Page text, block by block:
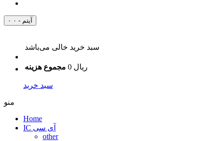
۰ آیتم - ۰
سبد خرید خالی می‌باشد
مجموع هزینه 0 ریال
سبد خرید
منو
Home
IC آی سی
other